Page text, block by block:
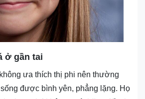
ở gần tai
ưa thích thị phi nên thường
được bình yên, phẳng lặng. Họ